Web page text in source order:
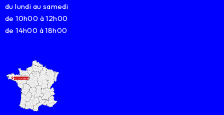
du lundi au samedi
de 10h00 à 12h00
de 14h00 à 18h00